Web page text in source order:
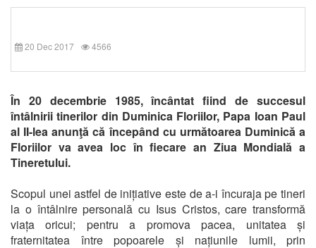
20 Dec 2017 4566
În 20 decembrie 1985, încântat fiind de succesul
întâlnirii tinerilor din Duminica Floriilor, Papa Ioan Paul
al II-lea anunţă că începând cu următoarea Duminică a
Floriilor va avea loc în fiecare an Ziua Mondială a
Tineretului.
Scopul unei astfel de inițiative este de a-i încuraja pe tineri
la o întâlnire personală cu Isus Cristos, care transformă
viața oricui; pentru a promova pacea, unitatea și
fraternitatea între popoarele și națiunile lumii, prin